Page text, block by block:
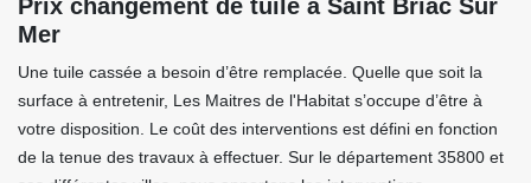
Prix changement de tuile à Saint Briac Sur
Mer
Une tuile cassée a besoin d’être remplacée. Quelle que soit la
surface à entretenir, Les Maitres de l'Habitat s’occupe d’être à
votre disposition. Le coût des interventions est défini en fonction
de la tenue des travaux à effectuer. Sur le département 35800 et